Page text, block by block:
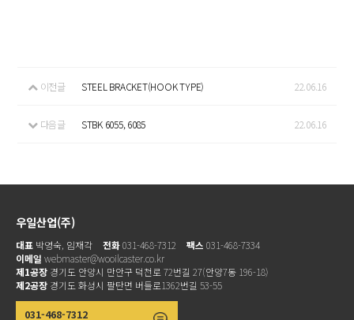
이전글 STEEL BRACKET(HOOK TYPE) 22.06.16
다음글 STBK 6055, 6085 22.06.16
우일산업(주)
대표 박영숙, 임재각 전화031-468-7312 팩스 031-468-7334
이메일 webmaster@wooilcaster.co.kr
제1공장 경기도 안양시 만안구 덕천로 72번길 27(안양7동 196-18)
제2공장 경기도 화성시 팔탄면 버들로1362번길 53-55
031-468-7312